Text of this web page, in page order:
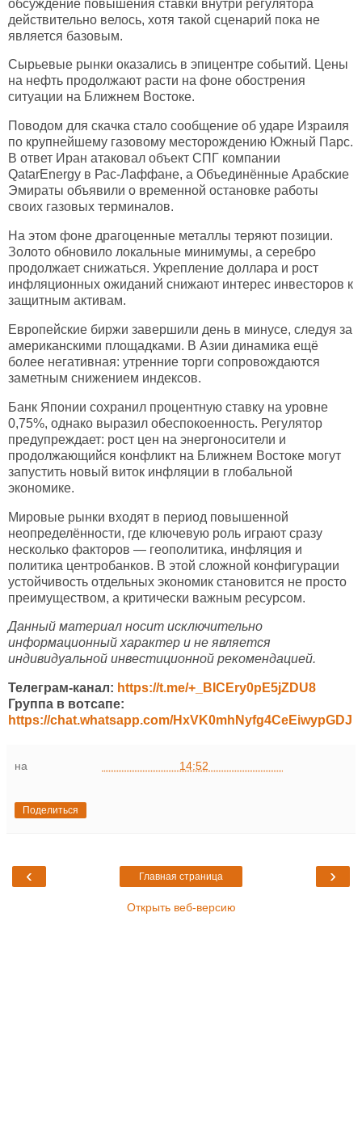
обсуждение повышения ставки внутри регулятора
действительно велось, хотя такой сценарий пока не
является базовым.
Сырьевые рынки оказались в эпицентре событий. Цены
на нефть продолжают расти на фоне обострения
ситуации на Ближнем Востоке.
Поводом для скачка стало сообщение об ударе Израиля
по крупнейшему газовому месторождению Южный Парс.
В ответ Иран атаковал объект СПГ компании
QatarEnergy в Рас-Лаффане, а Объединённые Арабские
Эмираты объявили о временной остановке работы
своих газовых терминалов.
На этом фоне драгоценные металлы теряют позиции.
Золото обновило локальные минимумы, а серебро
продолжает снижаться. Укрепление доллара и рост
инфляционных ожиданий снижают интерес инвесторов к
защитным активам.
Европейские биржи завершили день в минусе, следуя за
американскими площадками. В Азии динамика ещё
более негативная: утренние торги сопровождаются
заметным снижением индексов.
Банк Японии сохранил процентную ставку на уровне
0,75%, однако выразил обеспокоенность. Регулятор
предупреждает: рост цен на энергоносители и
продолжающийся конфликт на Ближнем Востоке могут
запустить новый виток инфляции в глобальной
экономике.
Мировые рынки входят в период повышенной
неопределённости, где ключевую роль играют сразу
несколько факторов — геополитика, инфляция и
политика центробанков. В этой сложной конфигурации
устойчивость отдельных экономик становится не просто
преимуществом, а критически важным ресурсом.
Данный материал носит исключительно
информационный характер и не является
индивидуальной инвестиционной рекомендацией.
Телеграм-канал: https://t.me/+_BICEry0pE5jZDU8
Группа в вотсапе:
https://chat.whatsapp.com/HxVK0mhNyfg4CeEiwypGDJ
на 14:52
Поделиться
‹ ›
Главная страница
Открыть веб-версию